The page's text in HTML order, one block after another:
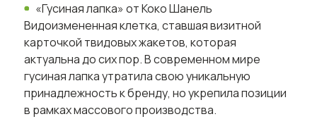
«Гусиная лапка» от Коко Шанель
Видоизмененная клетка, ставшая визитной
карточкой твидовых жакетов, которая
актуальна до сих пор. В современном мире
гусиная лапка утратила свою уникальную
принадлежность к бренду, но укрепила позиции
в рамках массового производства.